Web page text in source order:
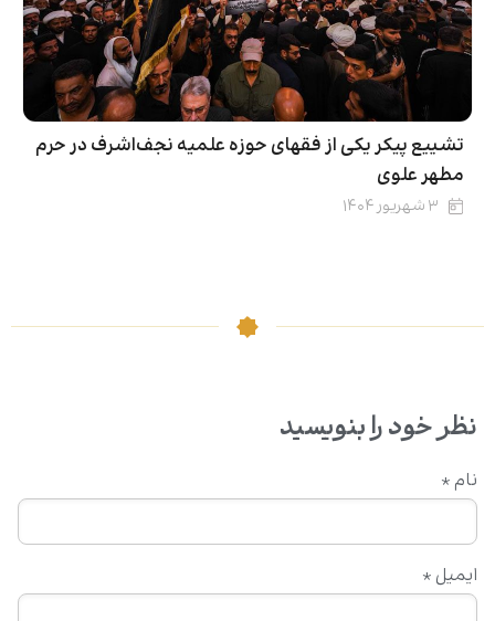
تشییع پیکر یکی از فقهای حوزه علمیه نجف‌اشرف در حرم
مطهر علوی
۳ شهریور ۱۴۰۴
نظر خود را بنویسید
نام *
ایمیل *